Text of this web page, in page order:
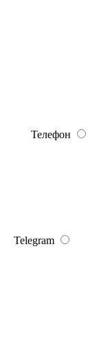
Телефон
Telegram